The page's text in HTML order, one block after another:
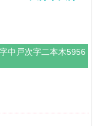
中戸次字二本木5956